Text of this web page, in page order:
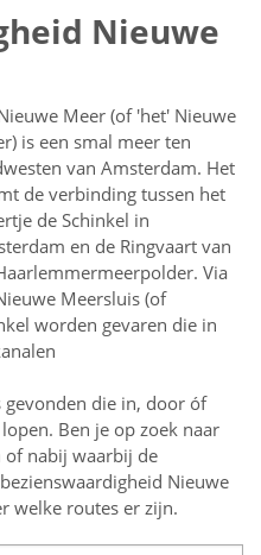
Nieuwe
Meer (of 'het' Nieuwe
is een smal meer ten
van Amsterdam. Het
de verbinding tussen het
de Schinkel in
en de Ringvaart van
Via
Meersluis (of
worden gevaren die in
die in, door óf
Ben je op zoek naar
nabij waarbij de
Nieuwe
welke routes er zijn.